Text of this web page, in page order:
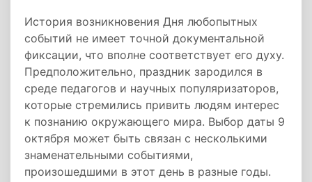
История возникновения Дня любопытных
событий не имеет точной документальной
фиксации, что вполне соответствует его духу.
Предположительно, праздник зародился в
среде педагогов и научных популяризаторов,
которые стремились привить людям интерес
к познанию окружающего мира. Выбор даты 9
октября может быть связан с несколькими
знаменательными событиями,
произошедшими в этот день в разные годы.